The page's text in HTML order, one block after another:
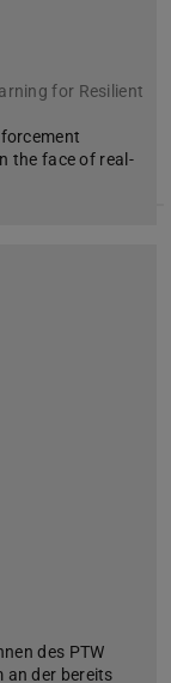
for Resilient
the face of real-
des PTW
an der bereits